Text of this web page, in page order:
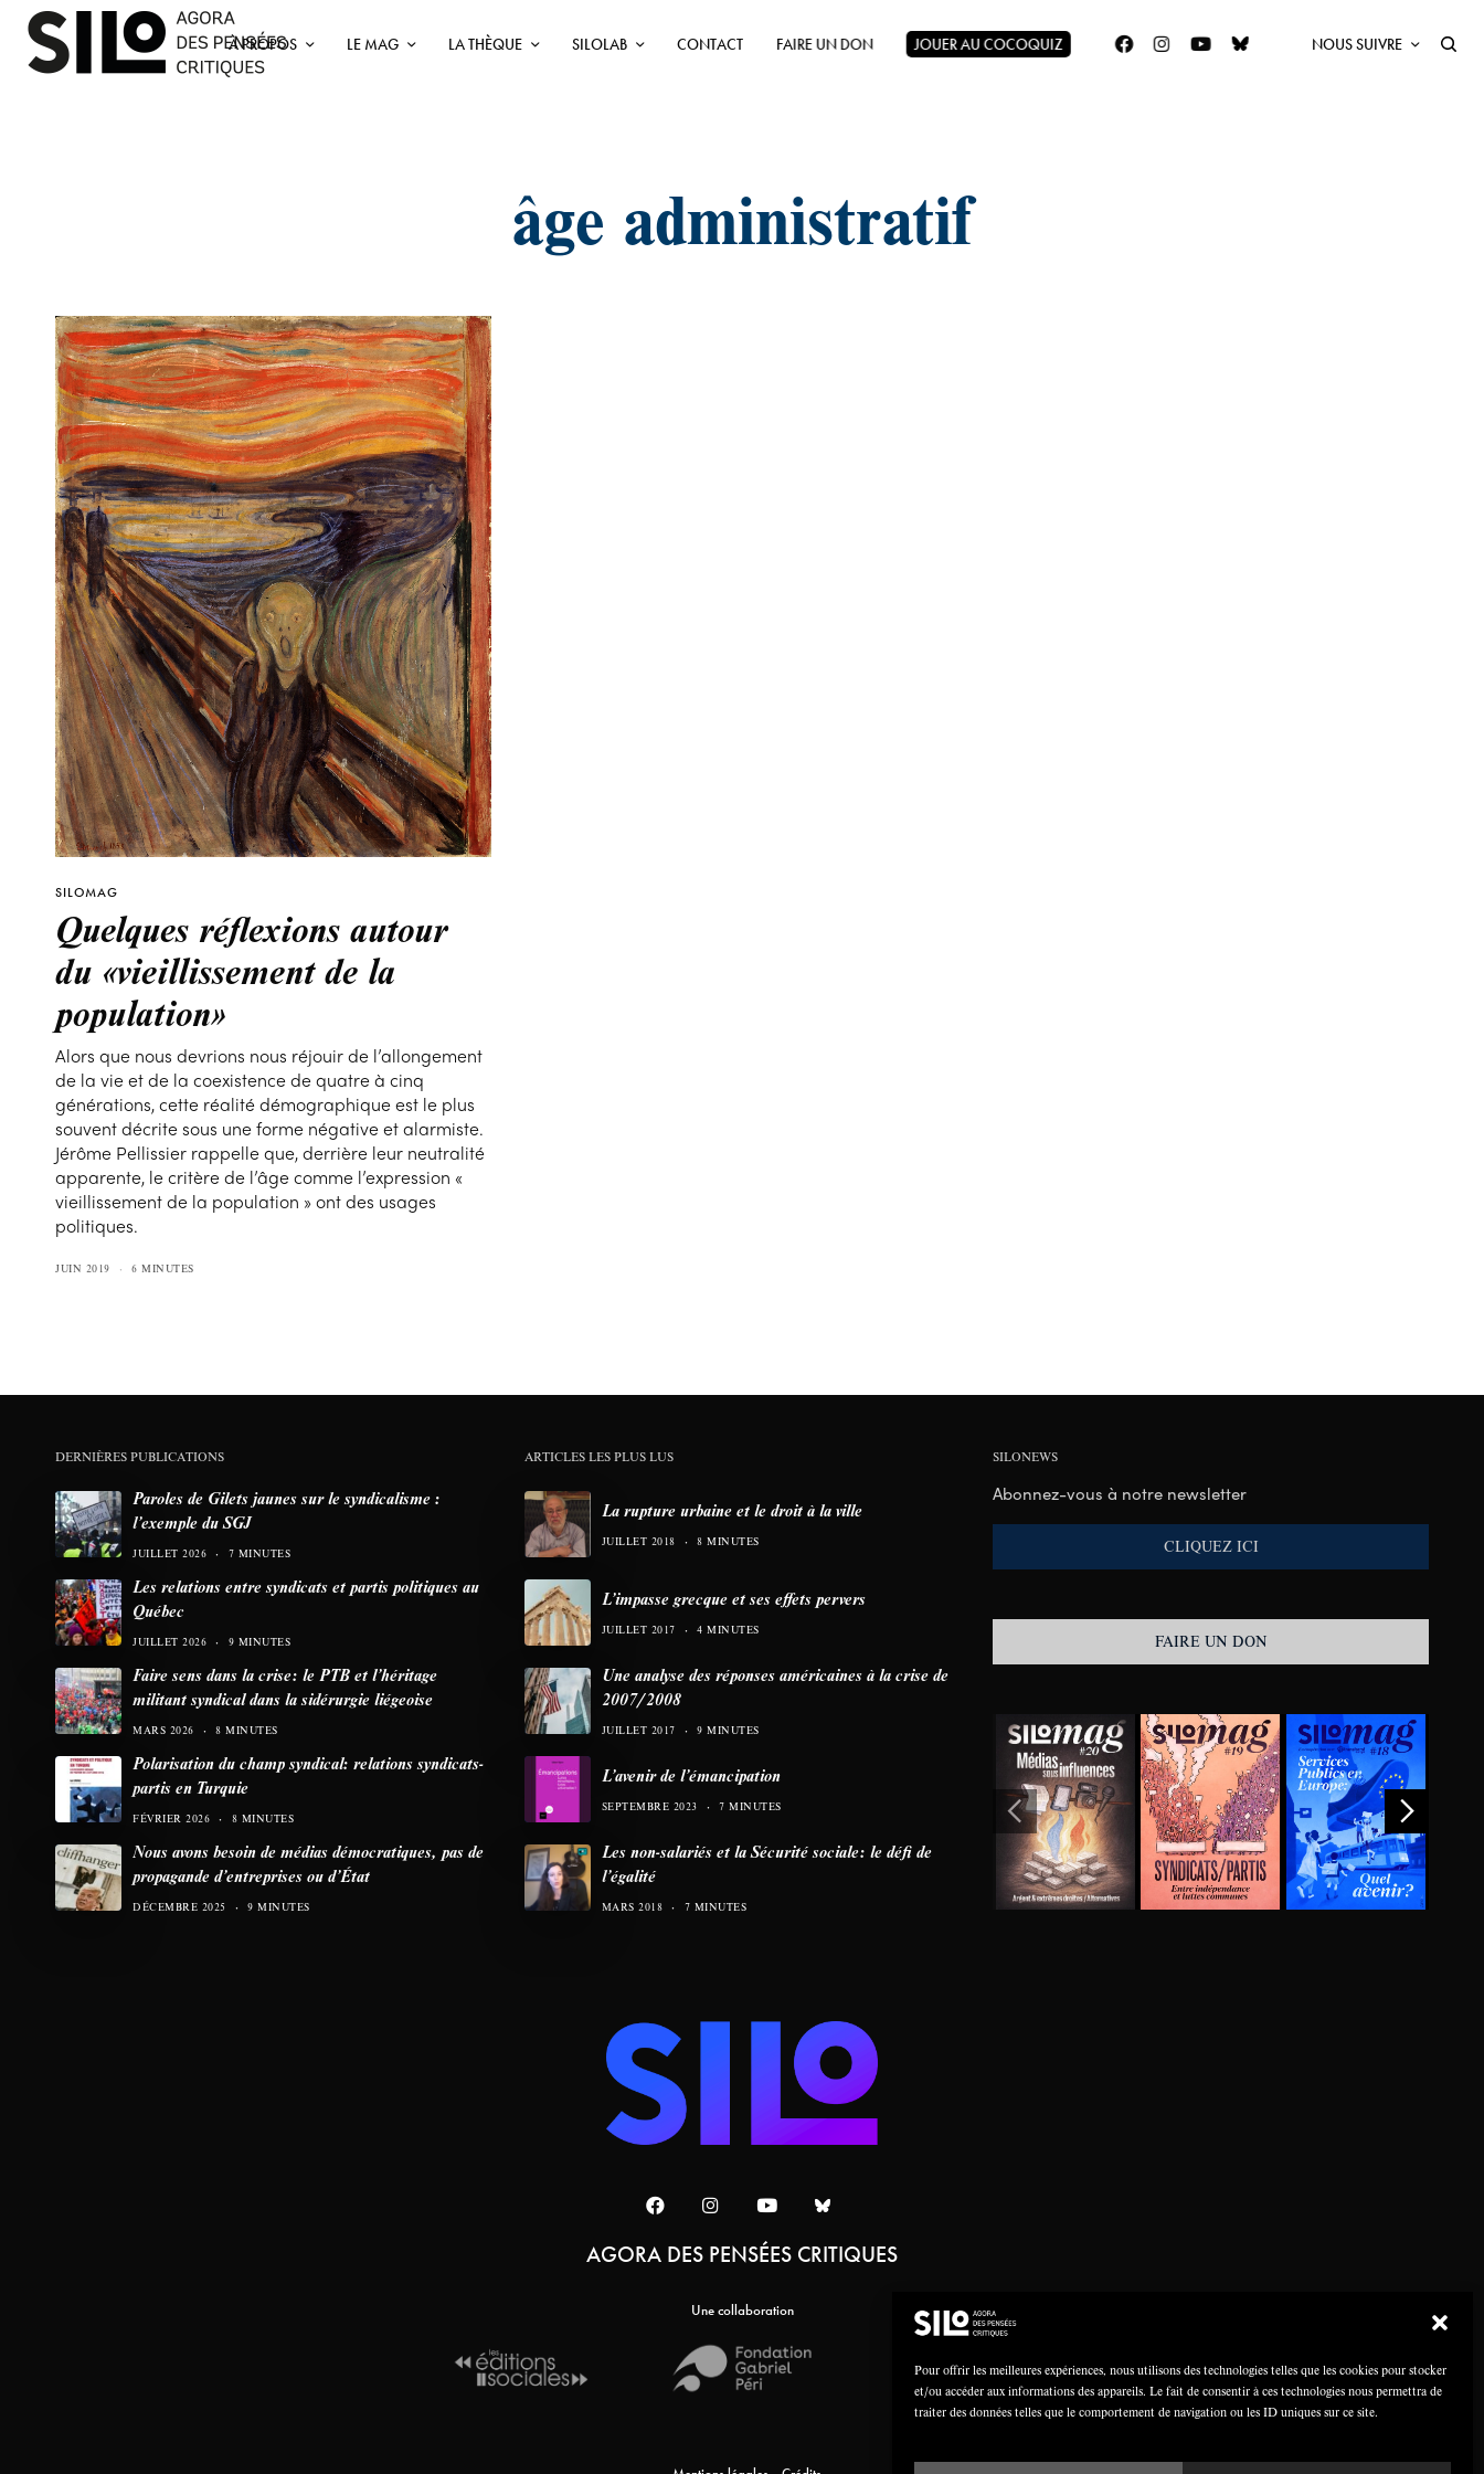
Pour offrir les meilleures expériences, nous utilisons des technologies telles que les cookies pour stocker
et/ou accéder aux informations des appareils. Le fait de consentir à ces technologies nous permettra de
traiter des données telles que le comportement de navigation ou les ID uniques sur ce site.
À PROPOS LE MAG LA THÈQUE SILOLAB CONTACT FAIRE UN DON JOUER AU COCOQUIZ NOUS SUIVRE
âge administratif
SILOMAG
Quelques réflexions autour
du «vieillissement de la
population»
Alors que nous devrions nous réjouir de l’allongement
de la vie et de la coexistence de quatre à cinq
générations, cette réalité démographique est le plus
souvent décrite sous une forme négative et alarmiste.
Jérôme Pellissier rappelle que, derrière leur neutralité
apparente, le critère de l’âge comme l’expression «
vieillissement de la population » ont des usages
politiques.
JUIN 2019 6 MINUTES
DERNIÈRES PUBLICATIONS
Paroles de Gilets jaunes sur le syndicalisme :
l’exemple du SGJ
JUILLET 2026 7 MINUTES
Les relations entre syndicats et partis politiques au
Québec
JUILLET 2026 9 MINUTES
Faire sens dans la crise: le PTB et l’héritage
militant syndical dans la sidérurgie liégeoise
MARS 2026 8 MINUTES
Polarisation du champ syndical: relations syndicats-
partis en Turquie
FÉVRIER 2026 8 MINUTES
Nous avons besoin de médias démocratiques, pas de
propagande d’entreprises ou d’État
DÉCEMBRE 2025 9 MINUTES
ARTICLES LES PLUS LUS
La rupture urbaine et le droit à la ville
JUILLET 2018 8 MINUTES
L’impasse grecque et ses effets pervers
JUILLET 2017 4 MINUTES
Une analyse des réponses américaines à la crise de
2007/2008
JUILLET 2017 9 MINUTES
L’avenir de l’émancipation
SEPTEMBRE 2023 7 MINUTES
Les non-salariés et la Sécurité sociale: le défi de
l’égalité
MARS 2018 7 MINUTES
SILONEWS
Abonnez-vous à notre newsletter
CLIQUEZ ICI
FAIRE UN DON
AGORA DES PENSÉES CRITIQUES
Une collaboration